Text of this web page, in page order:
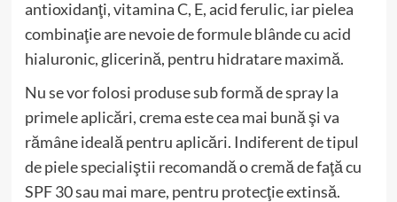
antioxidanţi, vitamina C, E, acid ferulic, iar pielea
combinaţie are nevoie de formule blânde cu acid
hialuronic, glicerină, pentru hidratare maximă.
Nu se vor folosi produse sub formă de spray la
primele aplicări, crema este cea mai bună şi va
rămâne ideală pentru aplicări. Indiferent de tipul
de piele specialiştii recomandă o cremă de faţă cu
SPF 30 sau mai mare, pentru protecţie extinsă.